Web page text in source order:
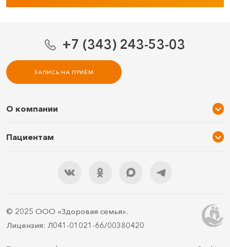
+7 (343) 243-53-03
ЗАПИСЬ НА ПРИЁМ
О компании
Услуги и цены
Контакты
Пациентам
Подарочный сертификат
Правила подготовки
ДМС
© 2025 ООО «Здоровая семья».
Лицензия: Л041-01021-66/00380420